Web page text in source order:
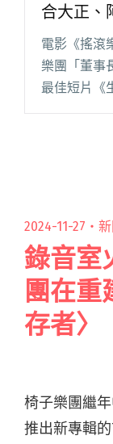
合大正、
樂團」
電影《搖滾
樂團「董事
最佳短片《
星泰國際今
2024-11-27・
錄音室
團在重
存者〉
椅子樂團繼
推出新專輯